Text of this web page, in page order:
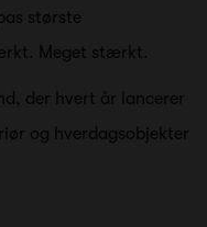
største
Meget stærkt.
der hvert år lancerer
og hverdagsobjekter